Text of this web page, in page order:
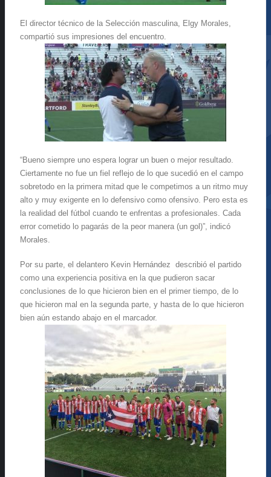
El director técnico de la Selección masculina, Elgy Morales,
compartió sus impresiones del encuentro.
“Bueno siempre uno espera lograr un buen o mejor resultado.
Ciertamente no fue un fiel reflejo de lo que sucedió en el campo
sobretodo en la primera mitad que le competimos a un ritmo muy
alto y muy exigente en lo defensivo como ofensivo. Pero esta es
la realidad del fútbol cuando te enfrentas a profesionales. Cada
error cometido lo pagarás de la peor manera (un gol)”, indicó
Morales.
Por su parte, el delantero Kevin Hernández describió el partido
como una experiencia positiva en la que pudieron sacar
conclusiones de lo que hicieron bien en el primer tiempo, de lo
que hicieron mal en la segunda parte, y hasta de lo que hicieron
bien aún estando abajo en el marcador.